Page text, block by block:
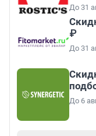
До 31
₽
До 31
До 6